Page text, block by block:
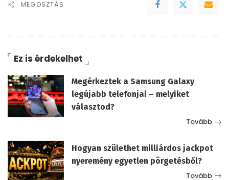
MEGOSZTÁS
Ez is érdekelhet
Megérkeztek a Samsung Galaxy
legújabb telefonjai – melyiket
választod?
Tovább
Hogyan születhet milliárdos jackpot
nyeremény egyetlen pörgetésből?
Tovább